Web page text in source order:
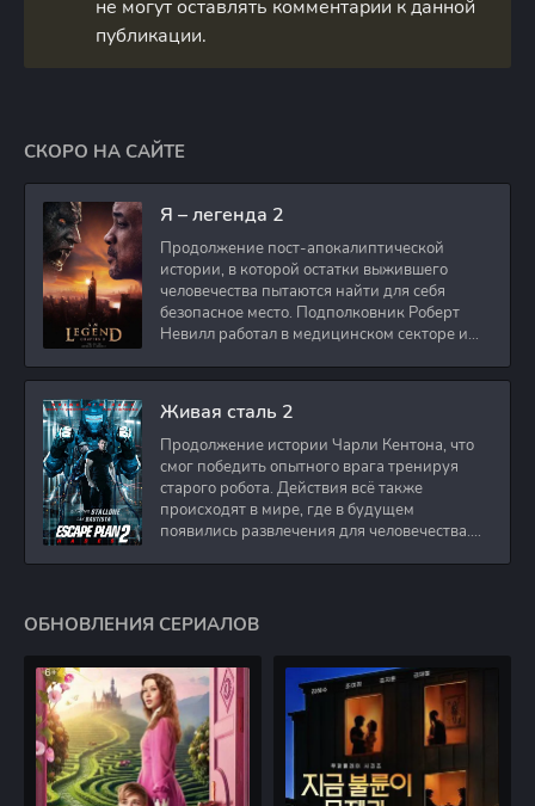
не могут оставлять комментарии к данной
публикации.
СКОРО НА САЙТЕ
Я – легенда 2
Продолжение пост-апокалиптической
истории, в которой остатки выжившего
человечества пытаются найти для себя
безопасное место. Подполковник Роберт
Невилл работал в медицинском секторе и
Живая сталь 2
Продолжение истории Чарли Кентона, что
смог победить опытного врага тренируя
старого робота. Действия всё также
происходят в мире, где в будущем
появились развлечения для человечества.
ОБНОВЛЕНИЯ СЕРИАЛОВ